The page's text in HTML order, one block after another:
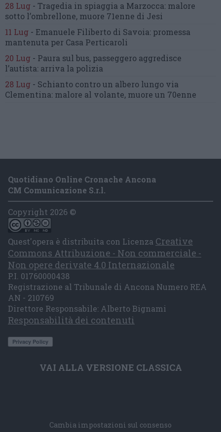
28 Lug - Tragedia in spiaggia a Marzocca: malore
sotto l’ombrellone, muore 71enne di Jesi
11 Lug - Emanuele Filiberto di Savoia: promessa
mantenuta per Casa Perticaroli
20 Lug - Paura sul bus, passeggero aggredisce
l’autista: arriva la polizia
28 Lug - Schianto contro un albero lungo via
Clementina: malore al volante, muore un 70enne
Quotidiano Online Cronache Ancona
CM Comunicazione S.r.l.
Copyright 2026 ©
Quest'opera è distribuita con Licenza Creative
Commons Attribuzione - Non commerciale -
Non opere derivate 4.0 Internazionale
P.I. 01760000438
Registrazione al Tribunale di Ancona Numero REA
AN - 210769
Direttore Responsabile: Alberto Bignami
Responsabilità dei contenuti
VAI ALLA VERSIONE CLASSICA
Cambia impostazioni sul consenso